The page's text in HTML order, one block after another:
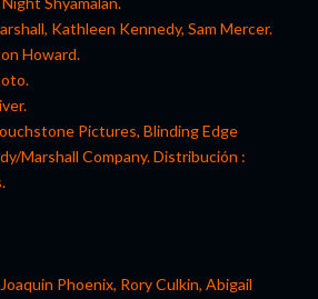
Kathleen Kennedy, Sam Mercer.
Howard.
Pictures, Blinding Edge
Marshall Company. Distribución :
Phoenix, Rory Culkin, Abigail